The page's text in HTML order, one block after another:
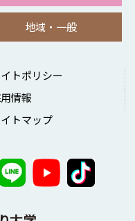
地域・一般
トポリシー
情報
トマップ